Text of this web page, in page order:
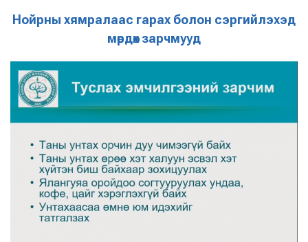
Нойрны хямралаас гарах болон сэргийлэхэд
мөрдөх зарчмууд